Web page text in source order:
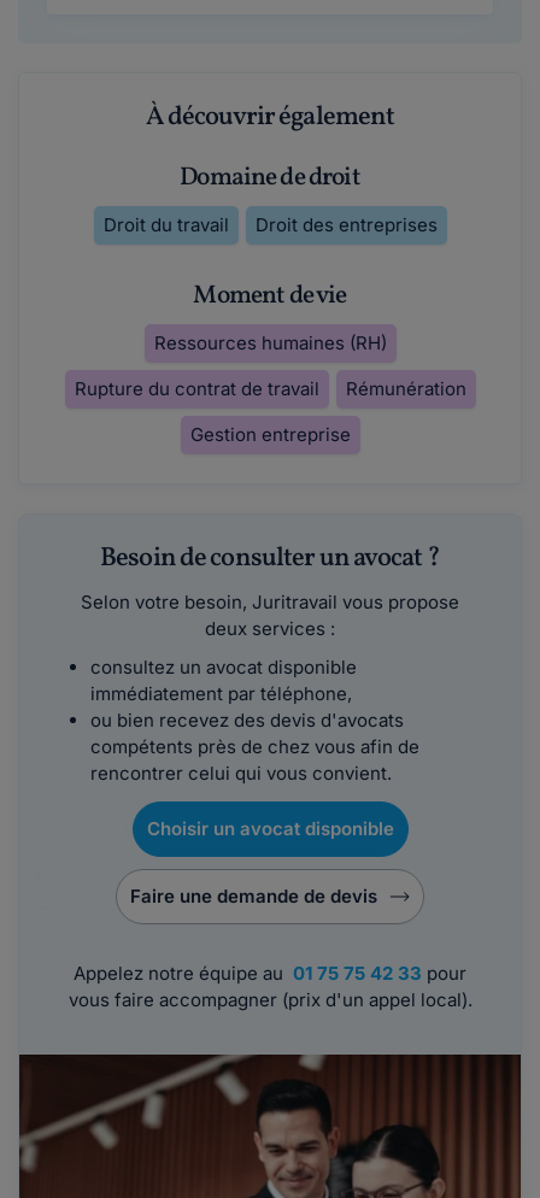
À découvrir également
Domaine de droit
Droit du travail Droit des entreprises
Moment de vie
Ressources humaines (RH)
Rupture du contrat de travail
Rémunération
Gestion entreprise
Besoin de consulter un avocat ?
Selon votre besoin, Juritravail vous propose
deux services :
consultez un avocat disponible
immédiatement par téléphone,
ou bien recevez des devis d'avocats
compétents près de chez vous afin de
rencontrer celui qui vous convient.
Choisir un avocat disponible
Faire une demande de devis
Appelez notre équipe au 01 75 75 42 33 pour
vous faire accompagner (prix d'un appel local).